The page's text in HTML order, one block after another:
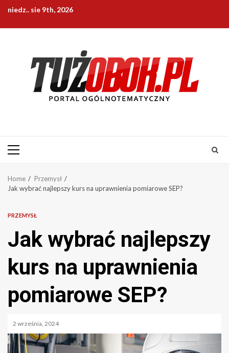
Skip
content
niedz.. sie 9th, 2026
Primary
Home
Przemysł
Jak wybrać najlepszy kurs na uprawnienia pomiarowe SEP?
PRZEMYSŁ
Jak wybrać najlepszy
kurs na uprawnienia
pomiarowe SEP?
2 września, 2024